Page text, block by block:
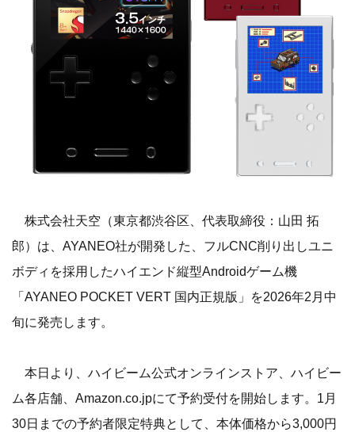
株式会社天空（東京都渋谷区、代表取締役：山田 拓
郎）は、AYANEO社が開発した、フルCNC削り出しユニ
ボディを採用したハイエンド縦型Androidゲーム機
「AYANEO POCKET VERT 国内正規版」を2026年2月中
旬に発売します。
本日より、ハイビーム公式オンラインストア、ハイビー
ム各店舗、Amazon.co.jpにて予約受付を開始します。1月
30日までの予約者限定特典として、本体価格から3,000円